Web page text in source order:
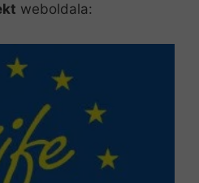
weboldala: